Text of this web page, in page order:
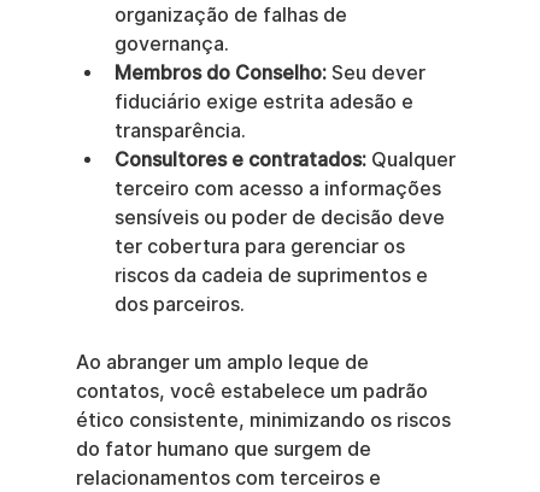
organização de falhas de
governança.
Membros do Conselho: Seu dever
fiduciário exige estrita adesão e
transparência.
Consultores e contratados: Qualquer
terceiro com acesso a informações
sensíveis ou poder de decisão deve
ter cobertura para gerenciar os
riscos da cadeia de suprimentos e
dos parceiros.
Ao abranger um amplo leque de
contatos, você estabelece um padrão
ético consistente, minimizando os riscos
do fator humano que surgem de
relacionamentos com terceiros e